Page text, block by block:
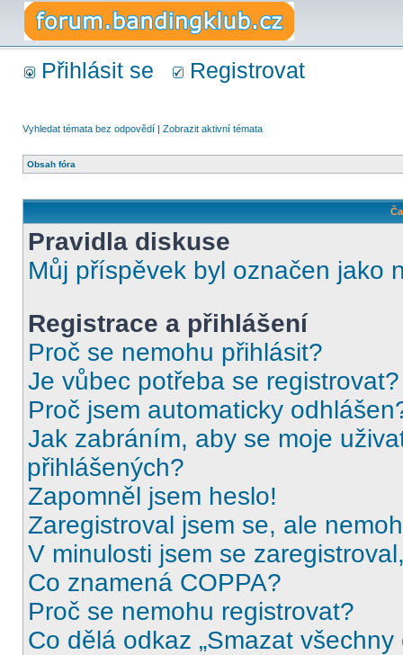
Přihlásit se Registrovat
Vyhledat témata bez odpovědí | Zobrazit aktivní témata
Obsah fóra
Pravidla diskuse
Můj příspěvek byl označen jako
Registrace a přihlášení
Proč se nemohu přihlásit?
Je vůbec potřeba se registrovat?
Proč jsem automaticky
Jak zabráním, aby se moje
přihlášených?
Zapomněl jsem heslo!
Zaregistroval jsem se, ale
V minulosti jsem se
Co znamená COPPA?
Proč se nemohu registrovat?
Co dělá odkaz „Smazat všechny